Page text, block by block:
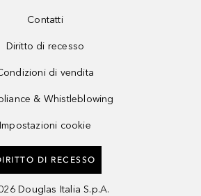
Contatti
Diritto di recesso
di vendita
& Whistleblowing
Impostazioni cookie
DI RECESSO
Douglas Italia S.p.A.